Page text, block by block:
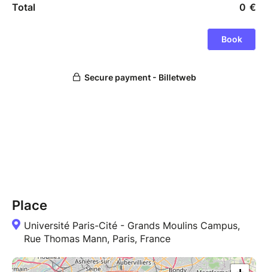
Place
Université Paris-Cité - Grands Moulins Campus,
Rue Thomas Mann, Paris, France